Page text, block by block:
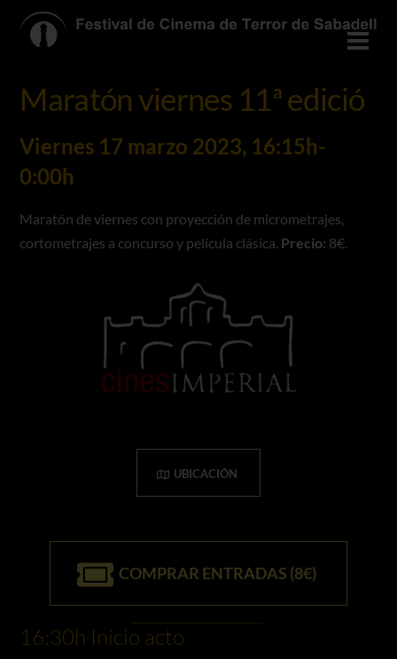
Maratón viernes 11ª edició
Viernes 17 marzo 2023, 16:15h-
0:00h
Maratón de viernes con proyección de micrometrajes,
cortometrajes a concurso y película clásica. Precio: 8€.
UBICACIÓN
COMPRAR ENTRADAS (8€)
16:30h Inicio acto